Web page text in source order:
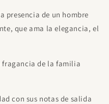
presencia de un hombre
que ama la elegancia, el
fragancia de la familia
con sus notas de salida